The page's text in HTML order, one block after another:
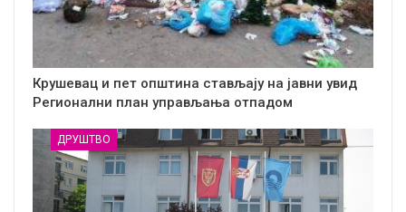
Крушевац и пет општина стављају на јавни увид
Регионални план управљања отпадом
ДРУШТВО